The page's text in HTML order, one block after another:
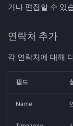
거나 편집할 수 있
연락처 추가
각 연락처에 대해
필드
Name